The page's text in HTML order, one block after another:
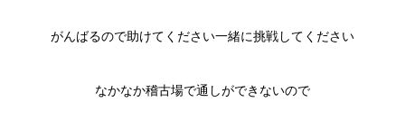
がんばるので助けてください一緒に挑戦してください
なかなか稽古場で通しができないので